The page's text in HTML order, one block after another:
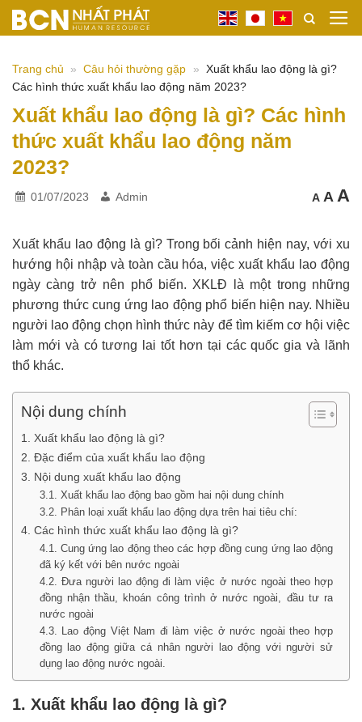
Bỏ
qua
dungTrang chủ » Câu hỏi thường gặp » Xuất khẩu lao động là gì?
Các hình thức xuất khẩu lao động năm 2023?
Xuất khẩu lao động là gì? Các hình
thức xuất khẩu lao động năm
2023?
01/07/2023 Admin Afont
size.
Afont
A
Xuất khẩu lao động là gì? Trong bối cảnh hiện nay, với xu
hướng hội nhập và toàn cầu hóa, việc xuất khẩu lao động
ngày càng trở nên phổ biến. XKLĐ là một trong những
phương thức cung ứng lao động phổ biến hiện nay. Nhiều
người lao động chọn hình thức này để tìm kiếm cơ hội việc
làm mới và có tương lai tốt hơn tại các quốc gia và lãnh
thổ khác.
Nội dung chính
1. Xuất khẩu lao động là gì?
2. Đặc điểm của xuất khẩu lao động
3. Nội dung xuất khẩu lao động
3.1. Xuất khẩu lao động bao gồm hai nội dung chính
3.2. Phân loại xuất khẩu lao động dựa trên hai tiêu chí:
4. Các hình thức xuất khẩu lao động là gì?
4.1. Cung ứng lao động theo các hợp đồng cung ứng lao động
đã ký kết với bên nước ngoài
4.2. Đưa người lao động đi làm việc ở nước ngoài theo hợp
đồng nhận thầu, khoán công trình ở nước ngoài, đầu tư ra
nước ngoài
4.3. Lao động Việt Nam đi làm việc ở nước ngoài theo hợp
đồng lao động giữa cá nhân người lao động với người sử
dụng lao động nước ngoài.
1. Xuất khẩu lao động là gì?